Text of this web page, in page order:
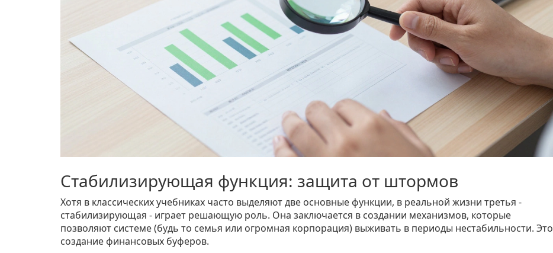
Стабилизирующая функция: защита от штормов
Хотя в классических учебниках часто выделяют две основные функции, в реальной жизни третья -
стабилизирующая - играет решающую роль. Она заключается в создании механизмов, которые
позволяют системе (будь то семья или огромная корпорация) выживать в периоды нестабильности. Это
создание финансовых буферов.